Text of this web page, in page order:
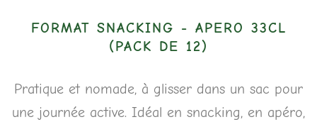
FORMAT SNACKING - APERO 33CL
(PACK DE 12)
Pratique et nomade, à glisser dans un sac pour
une journée active. Idéal en snacking, en apéro,